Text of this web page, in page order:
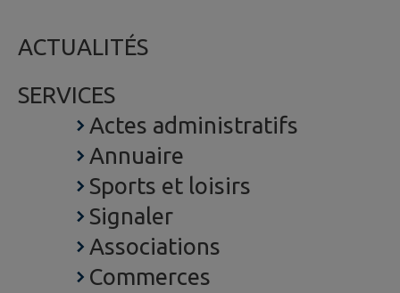
ACTUALITÉS
SERVICES
Actes administratifs
Annuaire
Sports et loisirs
Signaler
Associations
Commerces